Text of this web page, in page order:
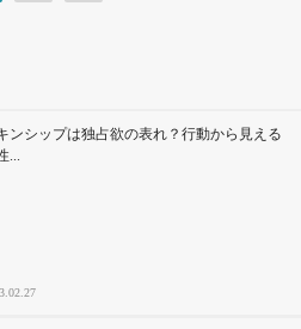
ンシップは独占欲の表れ？行動から見える
...